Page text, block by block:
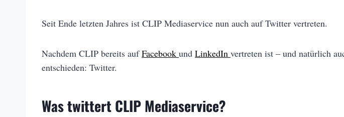
Seit Ende letzten Jahres ist CLIP Mediaservice nun auch auf Twitter vertreten.
Nachdem CLIP bereits aufFacebook und LinkedIn vertreten ist – und natürlich
entschieden: Twitter.
Was twittert CLIP Mediaservice?